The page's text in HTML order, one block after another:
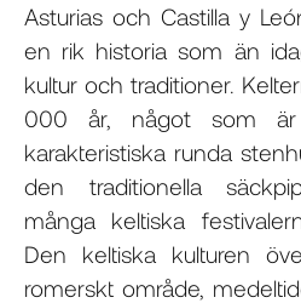
Asturias och Castilla y
en rik historia som än
kultur och traditioner.
000 år, något som
karakteristiska runda
den traditionella
många keltiska
Den keltiska kulturen
romerskt område,